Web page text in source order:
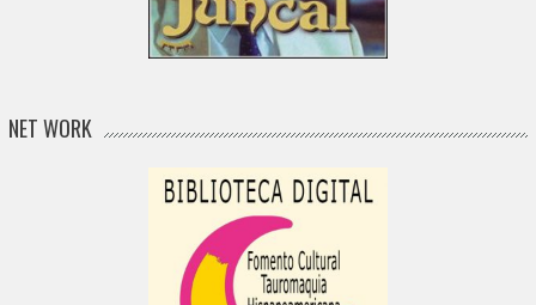
NET WORK